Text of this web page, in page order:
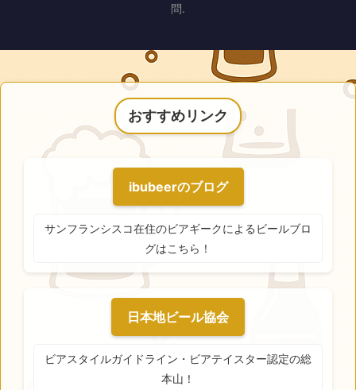
問.
おすすめリンク
ibubeerのブログ
サンフランシスコ在住のビアギークによるビールブロ
グはこちら！
日本地ビール協会
ビアスタイルガイドライン・ビアテイスター認定の総
本山！